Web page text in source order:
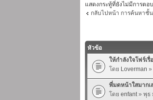
แสดงกระทู้ที่ยังไม่มีการตอบ
กลับไปหน้า การค้นหาชั้น
หัวข้อ
ให้กำลังใจโฟร์เ
โดย Loverman »
พี่มดหน้าใสมากเ
โดย enfant» พุธ